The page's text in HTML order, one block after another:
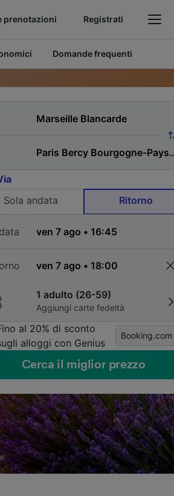
prenotazioni Registrati
Domande frequenti
Sola andata
Ritorno
1 adulto (26-59)
Aggiungi carte fedeltà
al 20% di sconto
alloggi con Genius
Booking.com
Cerca il miglior prezzo